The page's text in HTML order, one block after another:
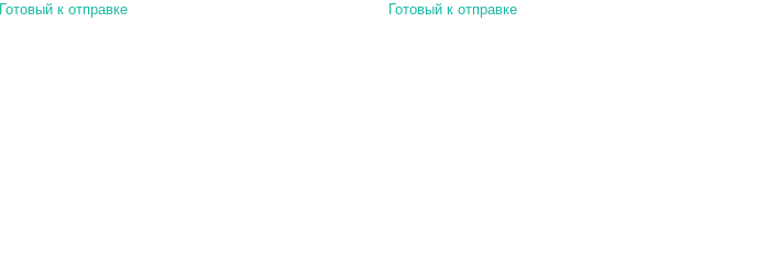
Готовый к отправке Готовый к отправке